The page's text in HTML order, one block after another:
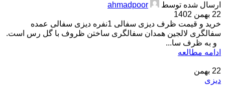
ارسال شده توسط
ahmadpoor
22 بهمن 1402
خرید و قیمت ظرف دیزی سفالی 1نفره دیزی سفالی عمده
سفالگری لالجین همدان سفالگری ساختن ظروف با گل رس است.
و به ظرف سا...
ادامه مطالعه
22 بهمن
دیزی